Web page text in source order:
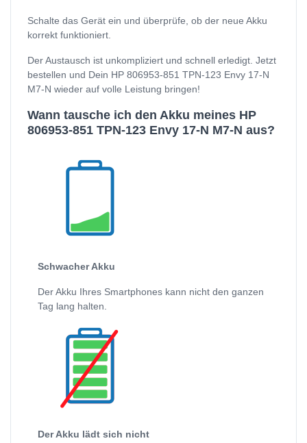
Schalte das Gerät ein und überprüfe, ob der neue Akku
korrekt funktioniert.
Der Austausch ist unkompliziert und schnell erledigt. Jetzt
bestellen und Dein HP 806953-851 TPN-123 Envy 17-N
M7-N wieder auf volle Leistung bringen!
Wann tausche ich den Akku meines HP
806953-851 TPN-123 Envy 17-N M7-N aus?
Schwacher Akku
Der Akku Ihres Smartphones kann nicht den ganzen
Tag lang halten.
Der Akku lädt sich nicht